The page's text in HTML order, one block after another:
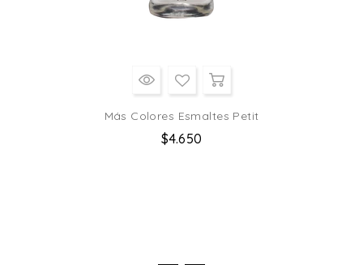
Más Colores Esmaltes Petit
Precio
$4.650